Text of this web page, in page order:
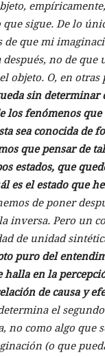
sigue. De lo
de que mi
después, no de que
objeto. O, en otras
sin determinar
los fenómenos que
sea conocida de
que pensar de
estados, que
es el estado que
de poner
inversa. Pero un
de unidad
puro del
halla en la
de causa y
el
no como algo que
(o que